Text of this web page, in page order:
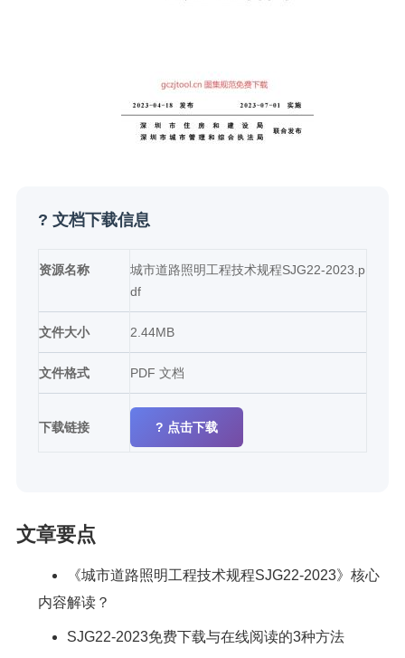
? 文档下载信息
资源名称
城市道路照明工程技术规程SJG22-2023.p
df
文件大小 2.44MB
文件格式 PDF 文档
下载链接 ? 点击下载
文章要点
《城市道路照明工程技术规程SJG22-2023》核心
内容解读？
SJG22-2023免费下载与在线阅读的3种方法